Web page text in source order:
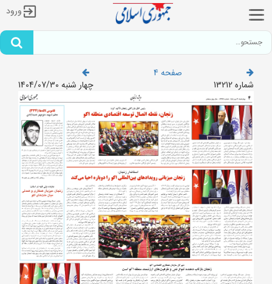
ورود
صفحه 4
شماره 13212
چهار شنبه 1404/07/30